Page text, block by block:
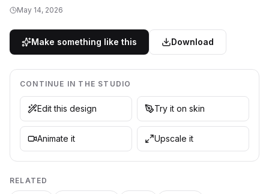
May 14, 2026
Make something like this Download
CONTINUE IN THE STUDIO
Edit this design Try it on skin
Animate it Upscale it
RELATED